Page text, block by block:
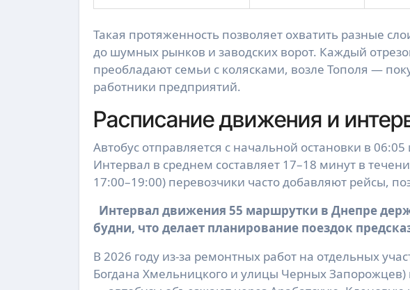
Такая протяженность позволяет охватить разные
до шумных рынков и заводских ворот. Каждый
преобладают семьи с колясками, возле Тополя —
работники предприятий.
Расписание движения и
Автобус отправляется с начальной остановки в
Интервал в среднем составляет 17–18 минут в
17:00–19:00) перевозчики часто добавляют рейсы,
Интервал движения 55 маршрутки в Днепре
будни, что делает планирование поездок
В 2026 году из-за ремонтных работ на отдельных
Богдана Хмельницкого и улицы Черных